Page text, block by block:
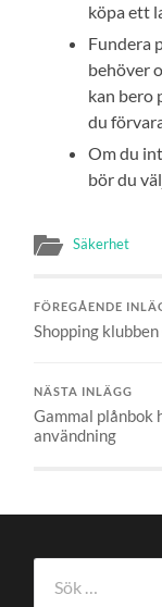
köpa ett
Fundera
behöver
kan bero
du
Om du
bör du
Säkerhet
FÖREGÅENDE
Shopping
NÄSTA INLÄGG
Gammal plånbok
användning
efter: